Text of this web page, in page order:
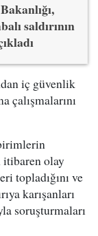
saldırının
iç güvenlik
çalışmalarını
itibaren olay
topladığını ve
karışanları
soruşturmaları